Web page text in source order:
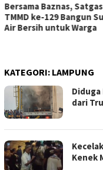
Bersama Baznas, Satgas
TMMD ke-129 Bangun
Air Bersih untuk Warga
KATEGORI: LAMPUNG
Diduga
dari
Kenek